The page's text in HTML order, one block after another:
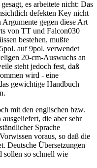
es arbeitete nicht: Das
defekten Key nicht
gegen diese Art
von TT und Falcon030
bestehen, mußte
auf 9pol. verwendet
20-cm-Auswuchs an
steht jedoch fest, daß
wird - eine
gewichtige Handbuch
mit den englischen bzw.
die aber sehr
Sprache
voraus, so daß die
Deutsche Übersetzungen
sollen so schnell wie